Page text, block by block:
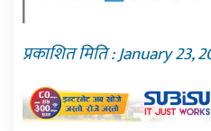
प्रकाशित मिति : January 23,